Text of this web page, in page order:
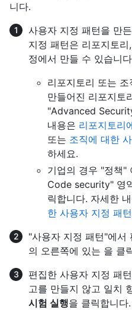
니다.
사용자 지정 패턴을 만
지정 패턴은 리포지토
정에서 만들 수 있습니
리포지토리 또는
만들어진 리포지토
"Advanced
내용은 리포지토리
또는 조직에 대한
하세요.
기업의 경우 "정책
Code security" 영
릭합니다. 자세한
한 사용자 지정 패
"사용자 지정 패턴"에서
의 오른쪽에 있는 을 클
편집한 사용자 지정 패
고를 만들지 않고 일치
시험 실행을 클릭합니다.